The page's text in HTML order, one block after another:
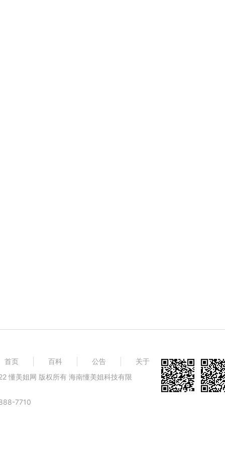
首页 百科 公告
关于
懂美姐网 版权所有 海南懂美姐科技有限
7710